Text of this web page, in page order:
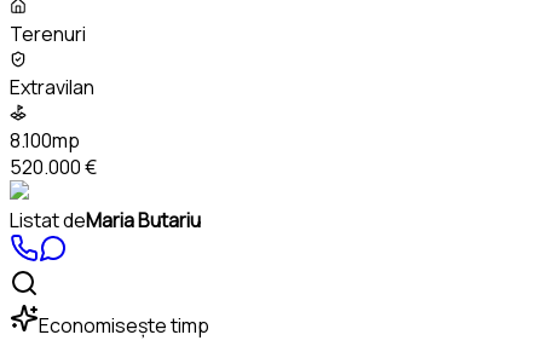
Terenuri
Extravilan
8.100mp
520.000 €
Listat deMaria Butariu
Economisește timp